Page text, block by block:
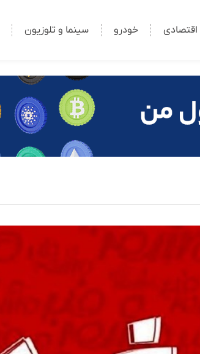
اقتصادی خودرو سینما و تلوزیون